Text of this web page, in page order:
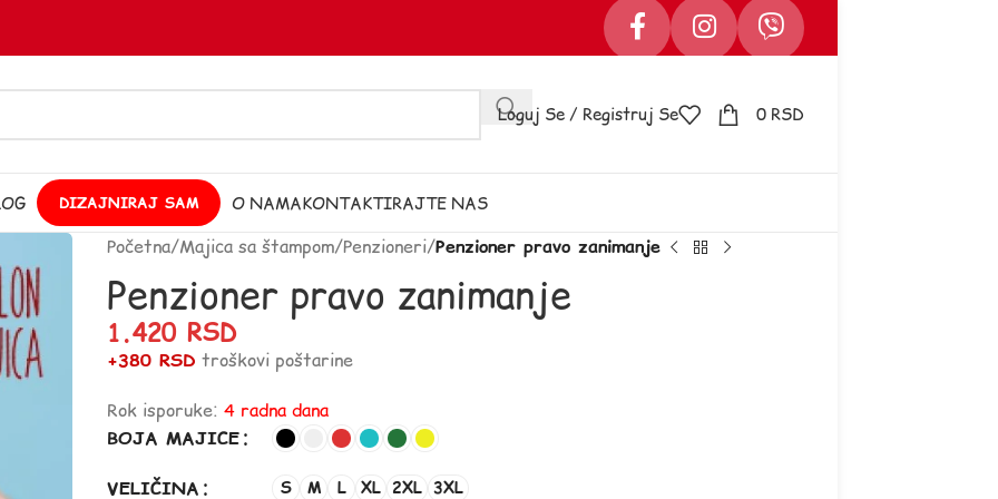
Loguj Se / Registruj Se 0 RSD
DIZAJNIRAJ SAM O NAMAKONTAKTIRAJTE NAS
Početna/Majica sa štampom/Penzioneri/Penzioner pravo zanimanje
Penzioner pravo zanimanje
1.420 RSD
+380 RSD troškovi poštarine
Rok isporuke: 4 radna dana
BOJA MAJICE
VELIČINA S M L XL 2XL 3XL